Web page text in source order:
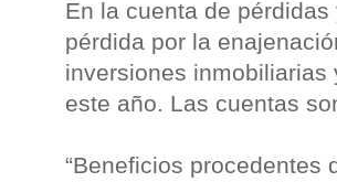
En la cuenta de
pérdida por la
inversiones
este año. Las cuentas
“Beneficios procedentes